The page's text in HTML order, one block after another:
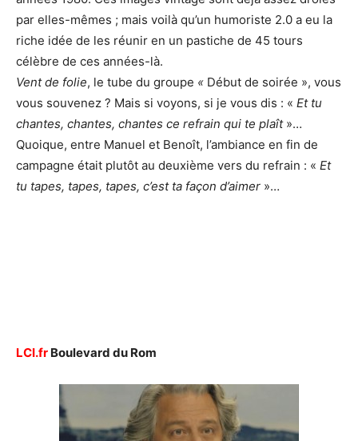
par elles-mêmes ; mais voilà qu’un humoriste 2.0 a eu la
riche idée de les réunir en un pastiche de 45 tours
célèbre de ces années-là.
Vent de folie, le tube du groupe « Début de soirée », vous
vous souvenez ? Mais si voyons, si je vous dis : « Et tu
chantes, chantes, chantes ce refrain qui te plaît»…
Quoique, entre Manuel et Benoît, l’ambiance en fin de
campagne était plutôt au deuxième vers du refrain : « Et
tu tapes, tapes, tapes, c’est ta façon d’aimer »…
LCI.fr Boulevard du Rom